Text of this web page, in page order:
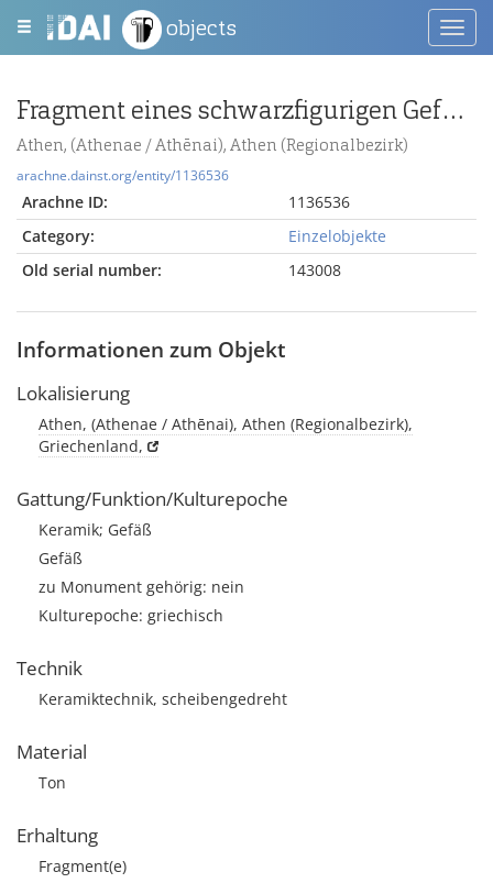
objects
Fragment eines schwarzfigurigen Gefäßes
Athen, (Athenae / Athēnai), Athen (Regionalbezirk)
arachne.dainst.org/entity/1136536
Arachne ID:
1136536
Category:
Einzelobjekte
Old serial number:
143008
Informationen zum Objekt
Lokalisierung
Athen, (Athenae / Athēnai), Athen (Regionalbezirk),
Griechenland,
Gattung/Funktion/Kulturepoche
Keramik; Gefäß
Gefäß
zu Monument gehörig: nein
Kulturepoche: griechisch
Technik
Keramiktechnik, scheibengedreht
Material
Ton
Erhaltung
Fragment(e)